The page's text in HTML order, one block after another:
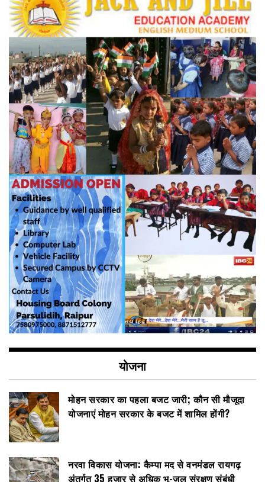
योजना
मोहन सरकार का पहला बजट जारी; कौन सी मौजूदा
योजनाएं मोहन सरकार के बजट में शामिल होंगी?
नरवा विकास योजना: कैम्पा मद से वनमंडल रायगढ़
अंतर्गत 35 हजार से अधिक भू-जल संरक्षण संबंधी